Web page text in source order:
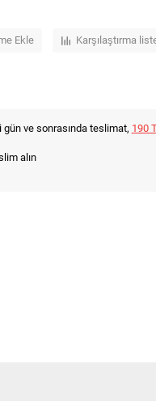
Ekle Karşılaştırma
gün ve sonrasında teslimat, 190
alın